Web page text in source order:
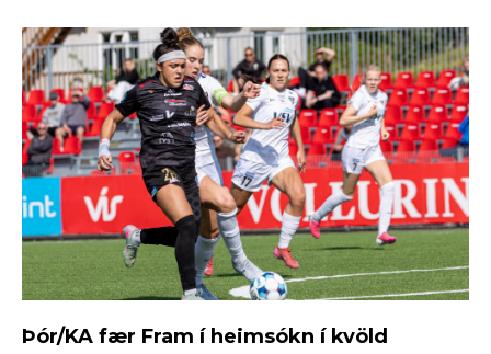
Þór/KA fær Fram í heimsókn í kvöld